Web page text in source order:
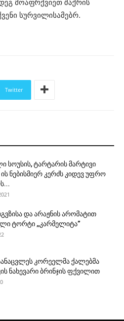
მოაფრქვიეთ შაქრის
სურვილისამებრ.
Twitter
სოუსის, ტარტარის მარტივი
ნებისმიერ კერძს კიდევ უფრო
და არაჟნის არომატით
ტორტი ,,კარმელიტა”
კორეელმა ქალებმა
ნახევარი ბრინჯის ფქვილით